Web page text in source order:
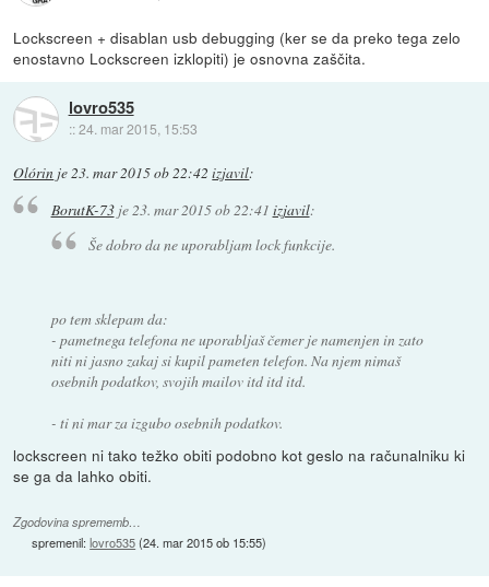
Lockscreen + disablan usb debugging (ker se da preko tega zelo
enostavno Lockscreen izklopiti) je osnovna zaščita.
lovro535
::24. mar 2015, 15:53
Olórin je23. mar 2015 ob 22:42 izjavil:
BorutK-73je 23. mar 2015 ob 22:41 izjavil:
Še dobro da ne uporabljam lock funkcije.
po tem sklepam da:
- pametnega telefona ne uporabljaš čemer je namenjen in zato
niti ni jasno zakaj si kupil pameten telefon. Na njem nimaš
osebnih podatkov, svojih mailov itd itd itd.
- ti ni mar za izgubo osebnih podatkov.
lockscreen ni tako težko obiti podobno kot geslo na računalniku ki
se ga da lahko obiti.
Zgodovina sprememb…
spremenil:lovro535(24. mar 2015 ob 15:55)